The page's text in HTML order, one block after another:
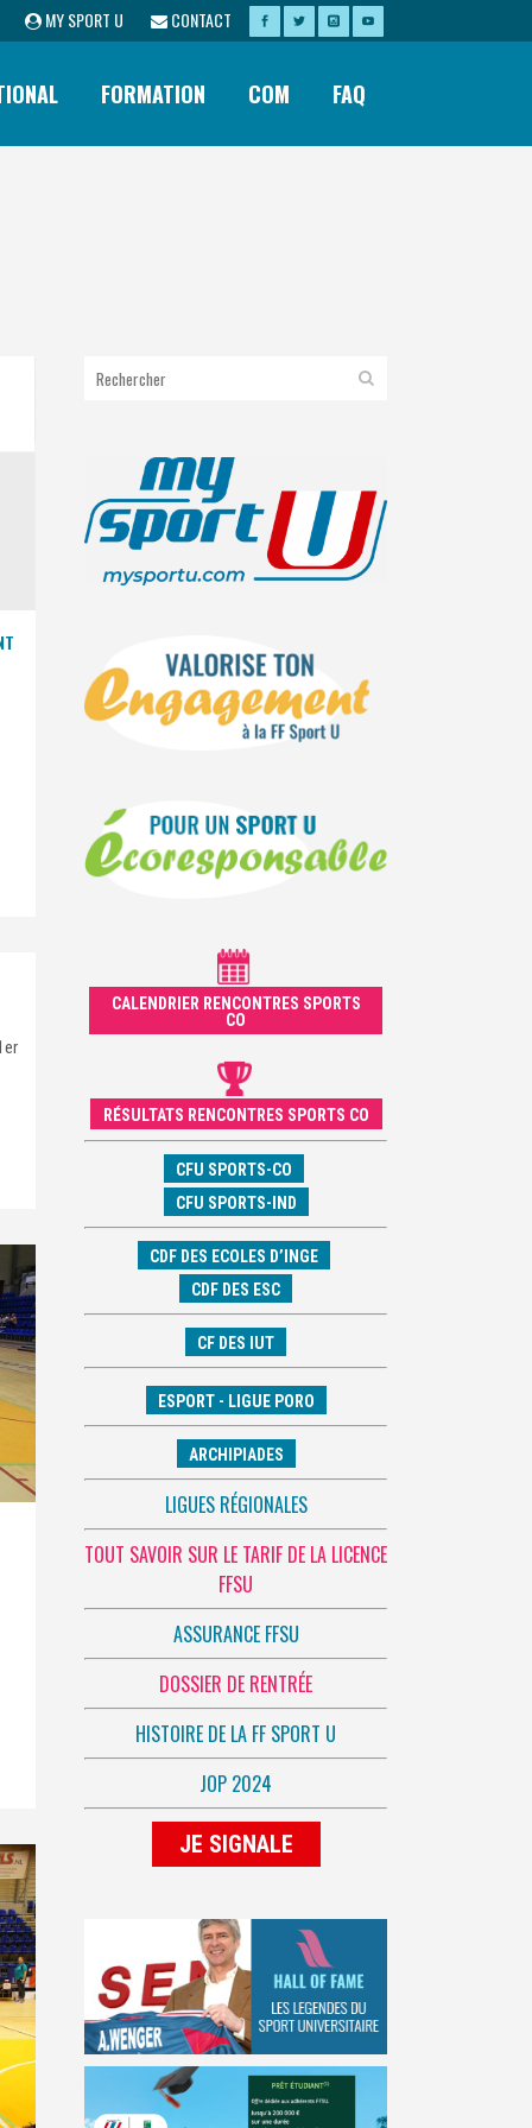
MY SPORT U CONTACT
FORMATION COM FAQ
CALENDRIER RENCONTRES SPORTS
CO
RÉSULTATS RENCONTRES SPORTS CO
CFU SPORTS-CO
CFU SPORTS-IND
CDF DES ECOLES D’INGE
CDF DES ESC
CF DES IUT
ESPORT - LIGUE PORO
ARCHIPIADES
LIGUES RÉGIONALES
TOUT SAVOIR SUR LE TARIF DE LA LICENCE
FFSU
ASSURANCE FFSU
DOSSIER DE RENTRÉE
HISTOIRE DE LA FF SPORT U
JOP 2024
JE SIGNALE